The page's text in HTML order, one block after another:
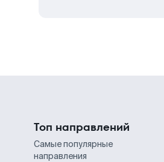
Топ направлений
Самые популярные
направления